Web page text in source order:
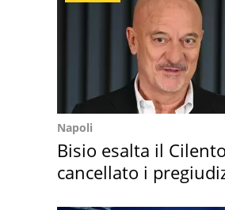
Napoli
Bisio esalta il
cancellato i